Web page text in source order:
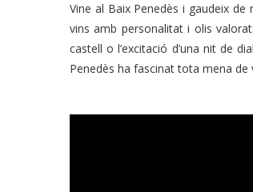
Vine al Baix Penedès i gaudeix
vins amb personalitat i olis
castell o l’excitació d’una nit de
Penedès ha fascinat tota mena de